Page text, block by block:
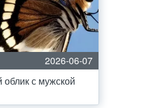
2026-06-07
с мужской